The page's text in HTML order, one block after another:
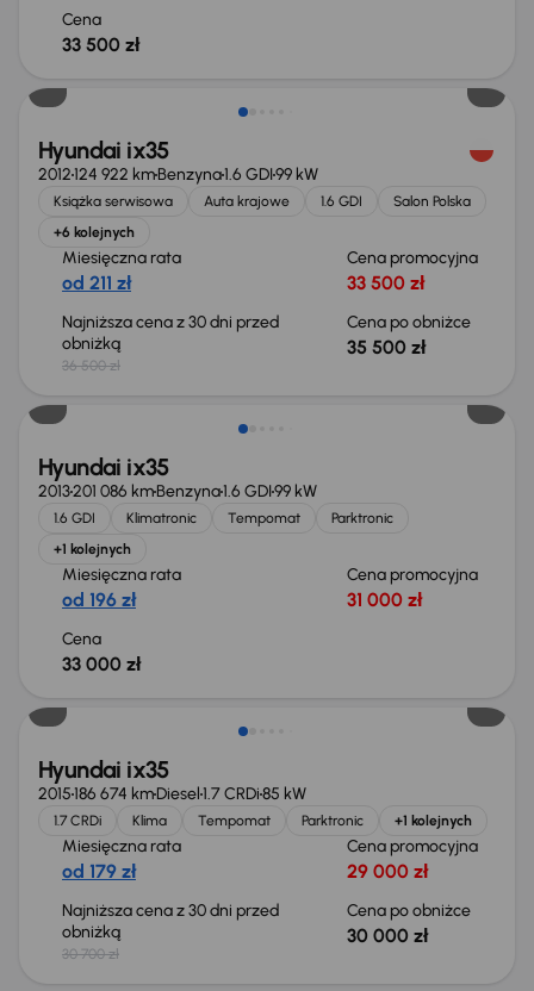
Cena
33 500 zł
Taniej o 1 000 zł
Hyundai ix35
2012124 922 kmBenzyna1.6 GDI99 kW
Książka serwisowa Auta krajowe 1.6 GDI
Salon Polska
+6 kolejnych
Miesięczna rata
od 211 zł
Cena promocyjna
33 500 zł
Najniższa cena z 30 dni przed
obniżką
36 500 zł
Cena po obniżce
35 500 zł
Hyundai ix35
2013201 086 kmBenzyna1.6 GDI99 kW
1.6 GDI Klimatronic Tempomat
Parktronic
+1 kolejnych
Miesięczna rata
od 196 zł
Cena promocyjna
31 000 zł
Cena
33 000 zł
Hyundai ix35
2015186 674 kmDiesel1.7 CRDi85 kW
1.7 CRDi Klima Tempomat Parktronic +1 kolejnych
Miesięczna rata
od 179 zł
Cena promocyjna
29 000 zł
Najniższa cena z 30 dni przed
obniżką
30 700 zł
Cena po obniżce
30 000 zł